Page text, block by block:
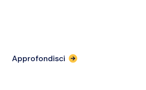
Approfondisci